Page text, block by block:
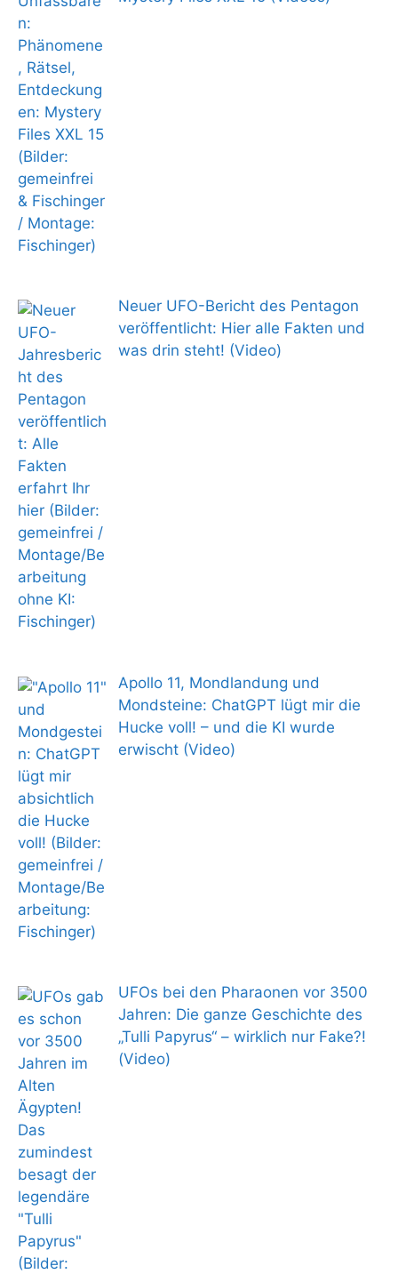
Neuer UFO-Bericht des Pentagon
veröffentlicht: Hier alle Fakten und
was drin steht! (Video)
Apollo 11, Mondlandung und
Mondsteine: ChatGPT lügt mir die
Hucke voll! – und die KI wurde
erwischt (Video)
UFOs bei den Pharaonen vor 3500
Jahren: Die ganze Geschichte des
„Tulli Papyrus“ – wirklich nur Fake?!
(Video)